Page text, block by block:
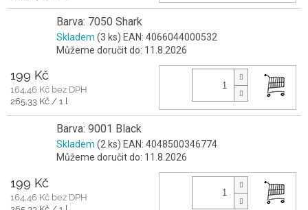
Barva: 7050 Shark
Skladem (3 ks) EAN: 4066044000532
Můžeme doručit do: 11.8.2026
199 Kč
164,46 Kč bez DPH
Měrná
265,33 Kč / 1 l
Barva: 9001 Black
Skladem (2 ks) EAN: 4048500346774
Můžeme doručit do: 11.8.2026
199 Kč
164,46 Kč bez DPH